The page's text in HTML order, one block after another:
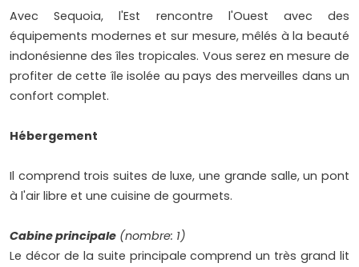
Avec Sequoia, l'Est rencontre l'Ouest avec des
équipements modernes et sur mesure, mêlés à la beauté
indonésienne des îles tropicales. Vous serez en mesure de
profiter de cette île isolée au pays des merveilles dans un
confort complet.
Hébergement
Il comprend trois suites de luxe, une grande salle, un pont
à l'air libre et une cuisine de gourmets.
Cabine principale (nombre: 1)
Le décor de la suite principale comprend un très grand lit